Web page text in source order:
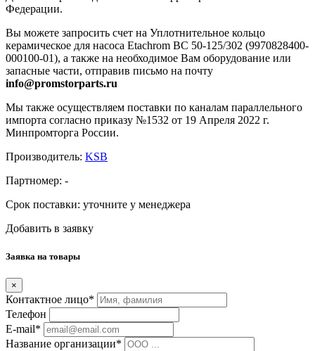
Федерации.
Вы можете запросить счет на Уплотнительное кольцо
керамическое для насоса Etachrom BC 50-125/302 (9970828400-
000100-01), а также на необходимое Вам оборудование или
запасные части, отправив письмо на почту
info@promstorparts.ru
Мы также осуществляем поставки по каналам параллельного
импорта согласно приказу №1532 от 19 Апреля 2022 г.
Минпромторга России.
Производитель: KSB
Партномер: -
Срок поставки: уточните у менеджера
Добавить в заявку
Заявка на товары
×
Контактное лицо*
Телефон
E-mail*
Название организации*